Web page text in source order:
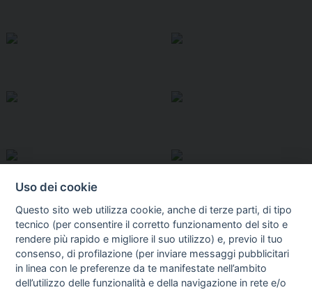
I libri Vedi tutti
Uso dei cookie
Questo sito web utilizza cookie, anche di terze parti, di tipo
tecnico (per consentire il corretto funzionamento del sito e
rendere più rapido e migliore il suo utilizzo) e, previo il tuo
consenso, di profilazione (per inviare messaggi pubblicitari
in linea con le preferenze da te manifestate nell’ambito
dell’utilizzo delle funzionalità e della navigazione in rete e/o